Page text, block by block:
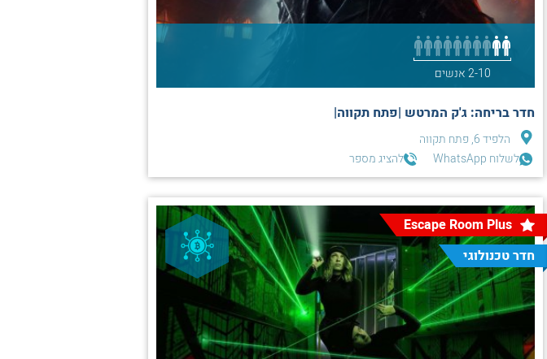
2-10 אנשים
חדר בריחה: ג'ק המרטש |פתח תקווה|
הלפיד 6, פתח תקווה
לשלוח WhatsApp
להציג מספר
Escape Room Plus
חדר טכנולוגי